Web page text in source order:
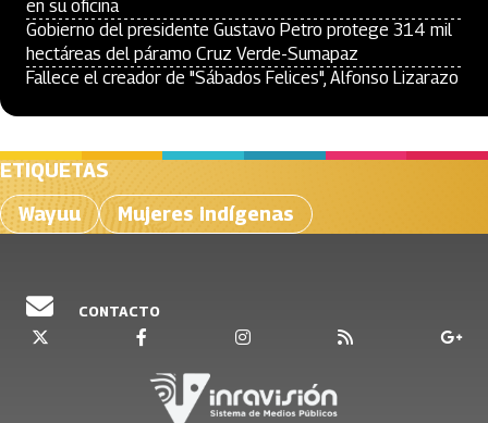
en su oficina
Gobierno del presidente Gustavo Petro protege 314 mil
hectáreas del páramo Cruz Verde-Sumapaz
Fallece el creador de "Sábados Felices", Alfonso Lizarazo
ETIQUETAS
Wayuu
Mujeres indígenas
CONTACTO